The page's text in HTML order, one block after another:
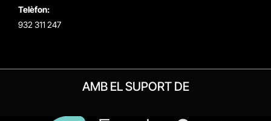
Telèfon:
932 311 247
AMB EL SUPORT DE